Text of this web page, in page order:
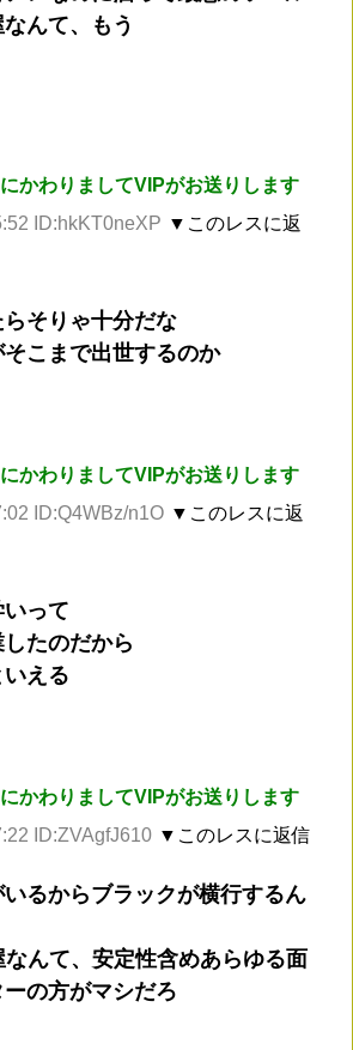
んて、もう
かわりましてVIPがお送りします
ID:hkKT0neXP ▼このレスに返
そりゃ十分だな
こまで出世するのか
かわりましてVIPがお送りします
ID:Q4WBz/n1O ▼このレスに返
って
たのだから
える
かわりましてVIPがお送りします
ID:ZVAgfJ610 ▼このレスに返信
るからブラックが横行するん
んて、安定性含めあらゆる面
の方がマシだろ